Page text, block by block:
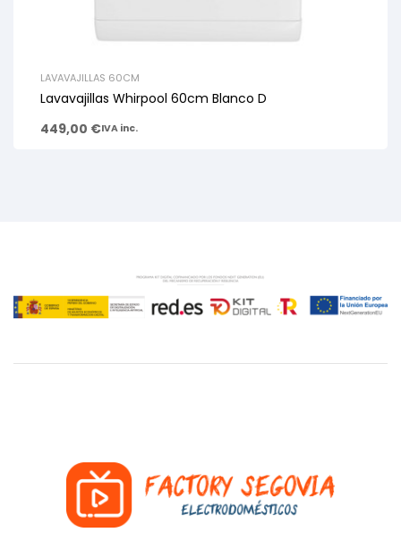
LAVAVAJILLAS 60CM
Lavavajillas Whirpool 60cm Blanco D
449,00 €IVA inc.